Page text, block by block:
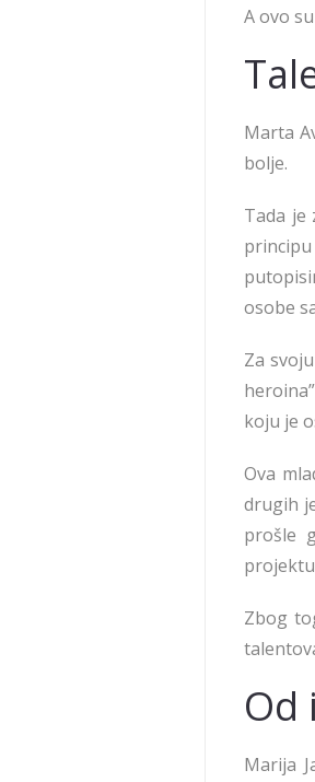
A ovo
Marta
bolje.
Tada je
osobe
Za
koju je
Ova
drugih
prošle
projektu
Zbog
Od
Marija